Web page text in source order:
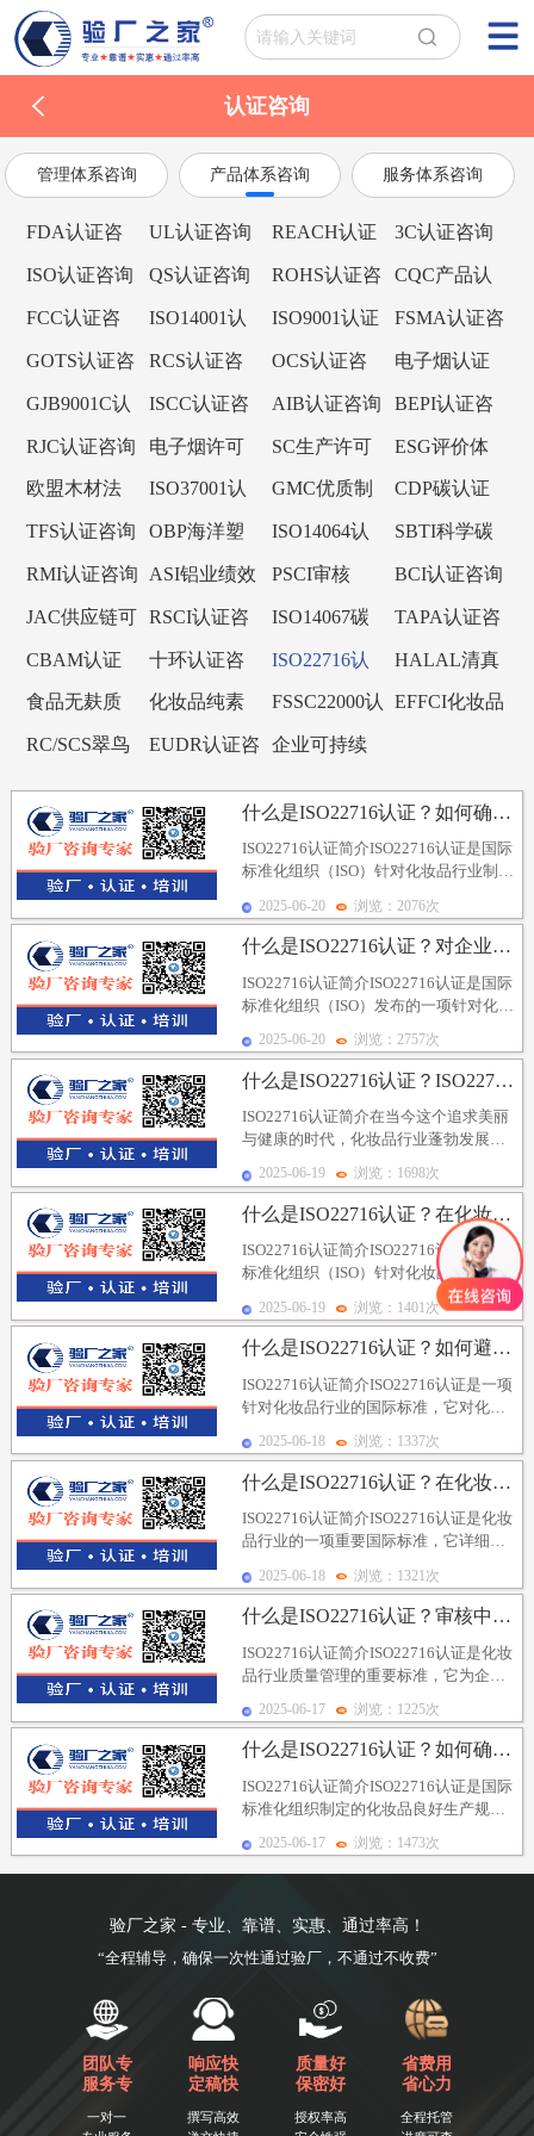
认证咨询
管理体系咨询 产品体系咨询 服务体系咨询
FDA认证咨
询
UL认证咨询
REACH认证
咨询
3C认证咨询
ISO认证咨询 QS认证咨询
ROHS认证咨
询
CQC产品认
证咨询
FCC认证咨
询
ISO14001认
证咨询
ISO9001认证
咨询
FSMA认证咨
询
GOTS认证咨
询
RCS认证咨
询
OCS认证咨
询
电子烟认证
咨询
GJB9001C认
证咨询
ISCC认证咨
询
AIB认证咨询
BEPI认证咨
询
RJC认证咨询
电子烟许可
证咨询
SC生产许可
证
ESG评价体
系
欧盟木材法
规EUTR认证
咨询
ISO37001认
证咨询
GMC优质制
造商认证咨
CDP碳认证
咨询
TFS认证咨询
OBP海洋塑
料认证咨询
ISO14064认
证咨询
SBTI科学碳
目标倡议
RMI认证咨询
ASI铝业绩效
标准认证咨
询
PSCI审核 BCI认证咨询
JAC供应链可
持续审核
RSCI认证咨
询
ISO14067碳
足迹
TAPA认证咨
询
CBAM认证
咨询
十环认证咨
询
ISO22716认
证咨询
HALAL清真
认证咨询
食品无麸质
认证咨询
化妆品纯素
认证咨询
FSSC22000认
证咨询
EFFCI化妆品
RC/SCS翠鸟
EUDR认证咨
企业可持续
认证咨询
什么是ISO22716认证？如何确保生产过程管理的有...
ISO22716认证简介ISO22716认证是国际
标准化组织（ISO）针对化妆品行业制定
2025-06-20 浏览：2076次
什么是ISO22716认证？对企业的生产环境有哪些要...
ISO22716认证简介ISO22716认证是国际
标准化组织（ISO）发布的一项针对化妆
2025-06-20 浏览：2757次
什么是ISO22716认证？ISO22716认证对人...
ISO22716认证简介在当今这个追求美丽
与健康的时代，化妆品行业蓬勃发展，
但同时也面临着诸多挑战。其中，如何
确保产品的...
2025-06-19 浏览：1698次
什么是ISO22716认证？在化妆品行业中有哪些应用...
ISO22716认证简介ISO22716认证是国际
标准化组织（ISO）针对化妆品行业制定
的一项质量管理体系标准，全称为《...
2025-06-19 浏览：1401次
什么是ISO22716认证？如何避免风险评估的局限性...
ISO22716认证简介ISO22716认证是一项
针对化妆品行业的国际标准，它对化妆
要...
2025-06-18 浏览：1337次
什么是ISO22716认证？在化妆品行业中的应用对于...
ISO22716认证简介ISO22716认证是化妆
品行业的一项重要国际标准，它详细规
产...
2025-06-18 浏览：1321次
什么是ISO22716认证？审核中如何有效地进行问题...
ISO22716认证简介ISO22716认证是化妆
品行业质量管理的重要标准，它为企业
产、...
2025-06-17 浏览：1225次
什么是ISO22716认证？如何确保企业的质量管理体...
ISO22716认证简介ISO22716认证是国际
标准化组织制定的化妆品良好生产规范
面，...
2025-06-17 浏览：1473次
验厂之家 - 专业、靠谱、实惠、通过率高！
“全程辅导，确保一次性通过验厂，不通过不收费”
团队专
服务专
一对一
响应快
定稿快
撰写高效
质量好
保密好
授权率高
省费用
省心力
全程托管